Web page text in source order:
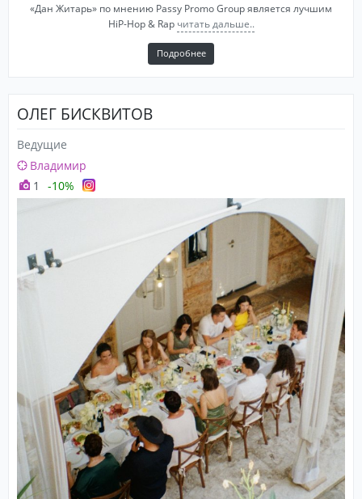
«Дан Житарь» по мнению Passy Promo Group является лучшим
HiP-Hop & Rap читать дальше..
Подробнее
ОЛЕГ БИСКВИТОВ
Ведущие
Владимир
1
-10%